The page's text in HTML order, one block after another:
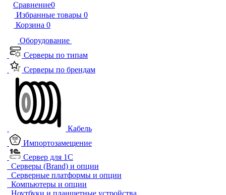
Сравнение0
Избранные товары 0
Корзина 0
Оборудование
Серверы по типам
Серверы по брендам
Кабель
Импортозамещение
Сервер для 1С
Серверы (Brand) и опции
Серверные платформы и опции
Компьютеры и опции
Ноутбуки и планшетные устройства